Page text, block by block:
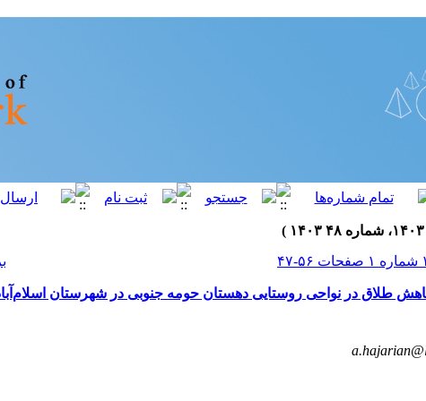
طلاق در نواحی روستایی دهستان حومه جنوبی در شهرستان